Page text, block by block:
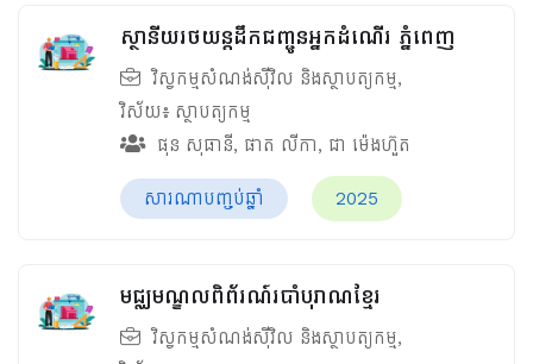
ស្ថានីយរថយន្តដឹកជញ្ជូនអ្នកដំណើរ ភ្នំពេញ
វិស្វកម្មសំណង់ស៊ីវិល និងស្ថាបត្យកម្ម,
វិស័យ៖ ស្ថាបត្យកម្ម
ផុន សុធានី, ផាត លីកា, ជា ម៉េងហ៊ួត
សារណាបញ្ចប់ឆ្នាំ 2025
មជ្ឈមណ្ឌលពិព័រណ៍របាំបុរាណខ្មែរ
វិស្វកម្មសំណង់ស៊ីវិល និងស្ថាបត្យកម្ម,